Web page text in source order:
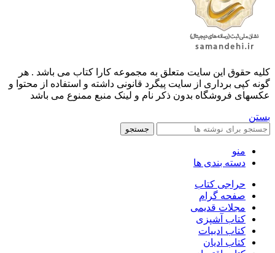
کليه حقوق اين سايت متعلق به مجموعه کارا کتاب می باشد . هر
گونه کپی برداری از سایت پیگرد قانونی داشته و استفاده از محتوا و
عکسهای فروشگاه بدون ذکر نام و لینک منبع ممنوع می باشد
بستن
جستجو
منو
دسته بندی ها
حراجی کتاب
صفحه گرام
مجلات قدیمی
کتاب آشپزی
کتاب ادبیات
کتاب ادیان